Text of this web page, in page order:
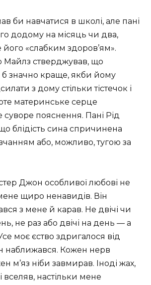
би навчатися в школі, але пані
додому на місяць чи два,
«слабким здоров’ям».
Майлз стверджував, що
б значно краще, якби йому
з дому стільки тістечок і
материнське серце
суворе пояснення. Пані Рід
блідість сина спричинена
або, можливо, тугою за
Джон особливої любові не
щиро ненавидів. Він
з мене й карав. Не двічі чи
не раз або двічі на день — а
моє єство здригалося від
наближався. Кожен нерв
м’яз ніби завмирав. Іноді жах,
вселяв, настільки мене